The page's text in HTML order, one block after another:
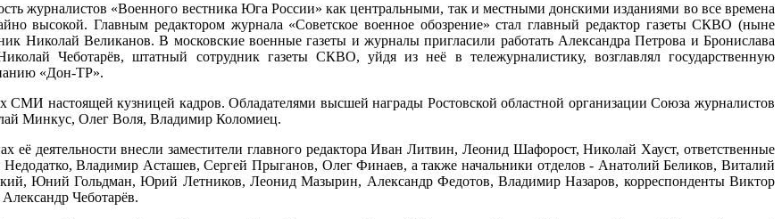
журналистов «Военного вестника Юга России» как центральными, так и местными донскими изданиями во все времена
высокой. Главным редактором журнала «Советское военное обозрение» стал главный редактор газеты СКВО (ныне
Николай Великанов. В московские военные газеты и журналы пригласили работать Александра Петрова и Бронислава
Чеботарёв, штатный сотрудник газеты СКВО, уйдя из неё в тележурналистику, возглавлял государственную
«Дон-ТР».
настоящей кузницей кадров. Обладателями высшей награды Ростовской областной организации Союза журналистов
Минкус, Олег Воля, Владимир Коломиец.
её деятельности внесли заместители главного редактора Иван Литвин, Леонид Шафорост, Николай Хауст, ответственные
Владимир Асташев, Сергей Прыганов, Олег Финаев, а также начальники отделов - Анатолий Беликов, Виталий
Юний Гольдман, Юрий Летников, Леонид Мазырин, Александр Федотов, Владимир Назаров, корреспонденты Виктор
Чеботарёв.